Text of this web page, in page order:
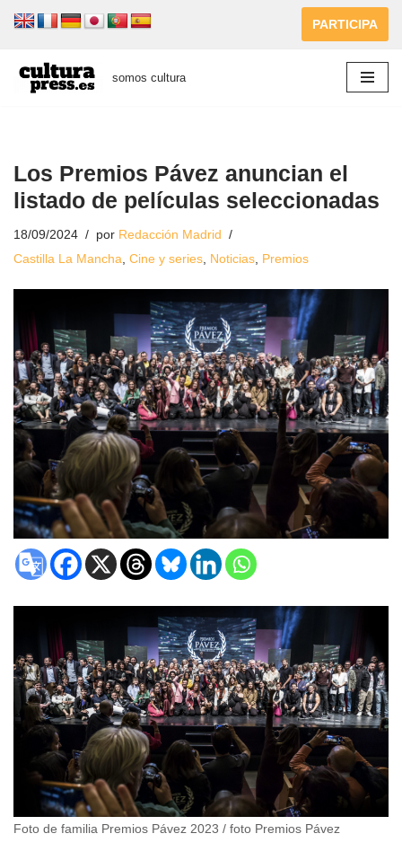
al
contenido
PARTICIPA
somos cultura
Los Premios Pávez anuncian el
listado de películas seleccionadas
18/09/2024 por Redacción Madrid
Castilla La Mancha Cine y series Noticias Premios
Foto de familia Premios Pávez 2023 / foto Premios Pávez